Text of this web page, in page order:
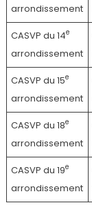
arrondissement
CASVP du 14e
arrondissement
CASVP du 15e
arrondissement
CASVP du 18e
arrondissement
CASVP du 19e
arrondissement